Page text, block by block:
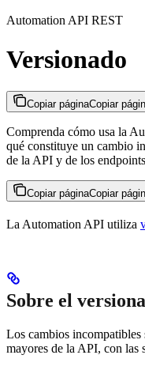
Automation API REST
Versionado
Copiar páginaCopiar
Comprenda cómo usa la
qué constituye un cambio
de la API y de los
Copiar páginaCopiar
La Automation API utiliza
Sobre el
Los cambios incompatibles
mayores de la API, con las